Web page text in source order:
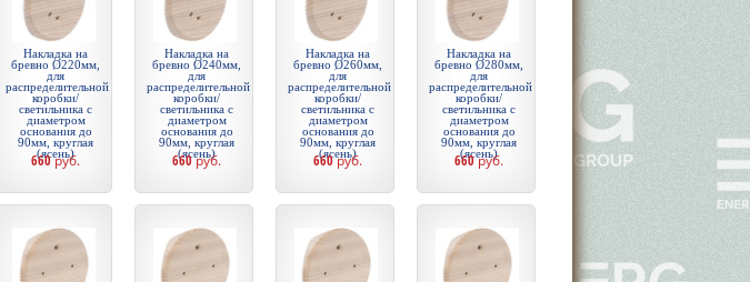
Накладка на
бревно Ø220мм,
для
распределительной
коробки/
светильника с
диаметром
основания до
90мм, круглая
(ясень)
660руб.
Накладка на
бревно Ø240мм,
для
распределительной
коробки/
светильника с
диаметром
основания до
90мм, круглая
(ясень)
660руб.
Накладка на
бревно Ø260мм,
для
распределительной
коробки/
светильника с
диаметром
основания до
90мм, круглая
(ясень)
660руб.
Накладка на
бревно Ø280мм,
для
распределительной
коробки/
светильника с
диаметром
основания до
90мм, круглая
(ясень)
660руб.